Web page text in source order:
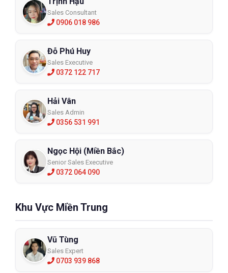
Sales Consultant
0906 018 986
Đỗ Phú Huy
Sales Executive
0372 122 717
Hải Vân
Sales Admin
0356 531 991
Ngọc Hội (Miền Bắc)
Senior Sales Executive
0372 064 090
Khu Vực Miền Trung
Vũ Tùng
Sales Expert
0703 939 868